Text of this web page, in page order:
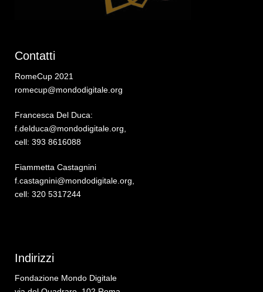
Contatti
RomeCup 2021
romecup@mondodigitale.org
Francesca Del Duca:
f.delduca@mondodigitale.org,
cell: 393 8616088
Fiammetta Castagnini
f.castagnini@mondodigitale.org,
cell: 320 5317244
Indirizzi
Fondazione Mondo Digitale